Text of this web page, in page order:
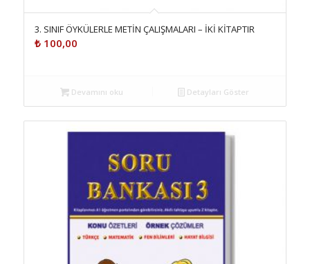
3. SINIF ÖYKÜLERLE METİN ÇALIŞMALARI – İKİ KİTAPTIR
₺100,00
Devamını oku Detayları Göster